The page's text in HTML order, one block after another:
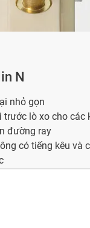
N
nhỏ gọn
trước lò xo cho các
đường ray
có tiếng kêu và